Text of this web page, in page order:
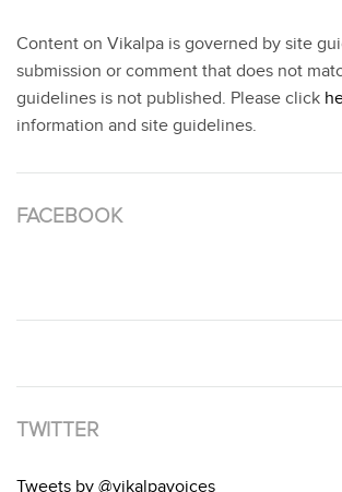
Content on Vikalpa is governed by site
submission or comment that does not
guidelines is not published. Please click
information and site guidelines.
FACEBOOK
TWITTER
Tweets by @vikalpavoices